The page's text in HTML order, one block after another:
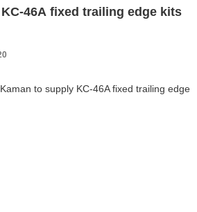
46A fixed trailing edge kits